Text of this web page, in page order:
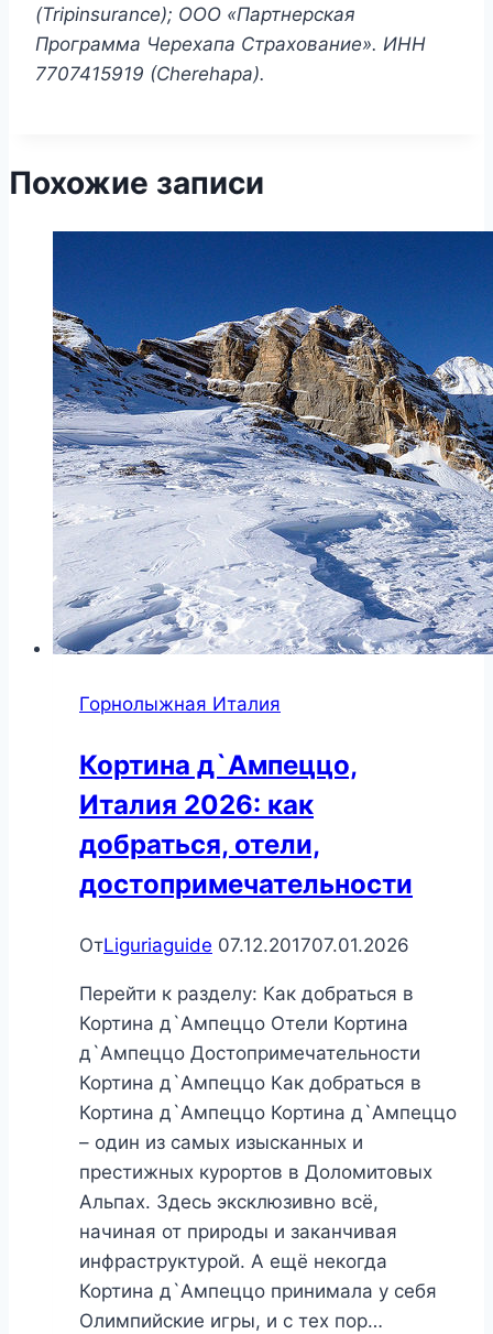
(Tripinsurance); ООО «Партнерская
Программа Черехапа Страхование». ИНН
7707415919 (Cherehapa).
Похожие записи
Горнолыжная Италия
Кортина д`Ампеццо,
Италия 2026: как
добраться, отели,
достопримечательности
ОтLiguriaguide 07.12.201707.01.2026
Перейти к разделу: Как добраться в
Кортина д`Ампеццо Отели Кортина
д`Ампеццо Достопримечательности
Кортина д`Ампеццо Как добраться в
Кортина д`Ампеццо Кортина д`Ампеццо
– один из самых изысканных и
престижных курортов в Доломитовых
Альпах. Здесь эксклюзивно всё,
начиная от природы и заканчивая
инфраструктурой. А ещё некогда
Кортина д`Ампеццо принимала у себя
Олимпийские игры, и с тех пор…